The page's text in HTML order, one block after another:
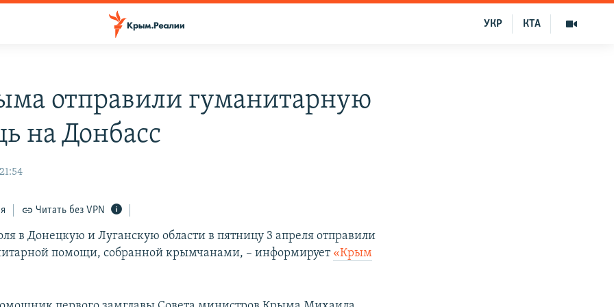
КТА
УКР
отправили гуманитарную
на Донбасс
Читать без VPN
в Донецкую и Луганскую области в пятницу 3 апреля отправили
помощи, собранной крымчанами, – информирует «Крым